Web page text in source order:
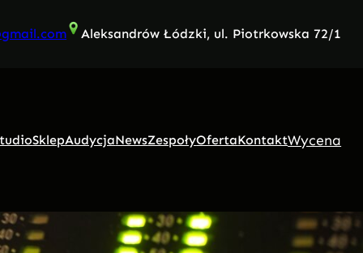
Aleksandrów Łódzki, ul. Piotrkowska 72/1
SklepAudycjaNewsZespołyOfertaKontaktWycena